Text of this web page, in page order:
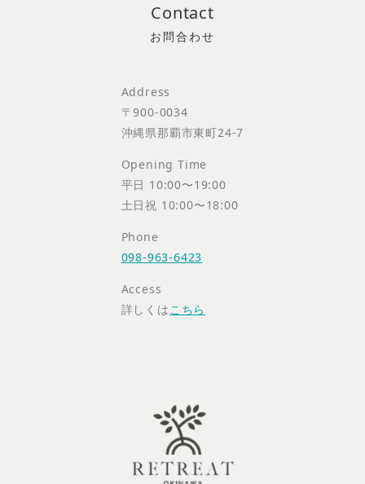
Contact
Address
〒900-0034
沖縄県那覇市東町24-7
Opening Time
平日 10:00〜19:00
土日祝 10:00〜18:00
Phone
098-963-6423
Access
詳しくはこちら